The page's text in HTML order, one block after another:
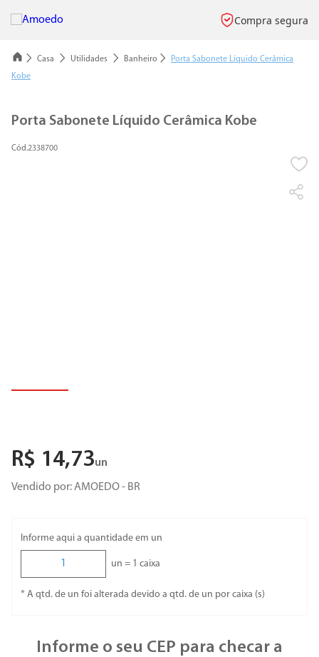
Compra segura
Casa Utilidades Banheiro
Porta Sabonete Líquido Cerâmica
Kobe
Porta Sabonete Líquido Cerâmica Kobe
2338700
R$ 14,73un
Vendido por:AMOEDO - BR
Informe aqui a quantidade em un
un = 1 caixa
* A qtd. de un foi alterada devido a qtd. de un por caixa (s)
Informe o seu CEP para checar a